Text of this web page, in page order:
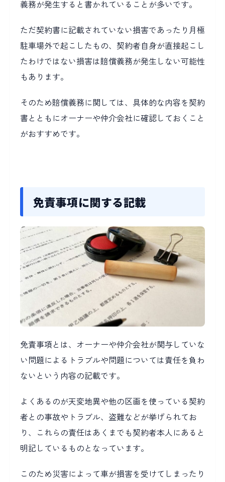
義務が発生すると書かれていることが多いです。
ただ契約書に記載されていない損害であったり月極
駐車場外で起こしたもの、契約者自身が直接起こし
たわけではない損害は賠償義務が発生しない可能性
もあります。
そのため賠償義務に関しては、具体的な内容を契約
書とともにオーナーや仲介会社に確認しておくこと
がおすすめです。
免責事項に関する記載
免責事項とは、オーナーや仲介会社が関与していな
い問題によるトラブルや問題については責任を負わ
ないという内容の記載です。
よくあるのが天変地異や他の区画を使っている契約
者との事故やトラブル、盗難などが挙げられてお
り、これらの責任はあくまでも契約者本人にあると
明記しているものとなっています。
このため災害によって車が損害を受けてしまったり